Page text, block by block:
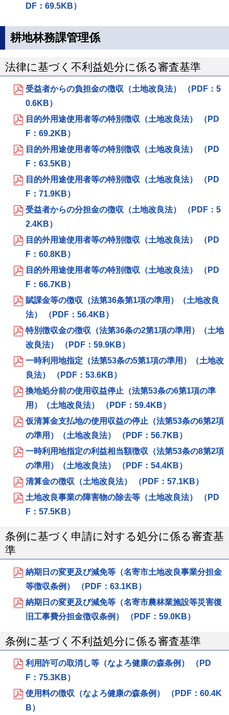
DF：69.5KB）
耕地林務課管理係
法律に基づく不利益処分に係る審査基準
受益者からの負担金の徴収（土地改良法） （PDF：5
0.6KB）
目的外用途使用者等の特別徴収（土地改良法） （PD
F：69.2KB）
目的外用途使用者等の特別徴収（土地改良法） （PD
F：63.5KB）
目的外用途使用者等の特別徴収（土地改良法） （PD
F：71.9KB）
受益者からの分担金の徴収（土地改良法） （PDF：5
2.4KB）
目的外用途使用者等の特別徴収（土地改良法） （PD
F：60.8KB）
目的外用途使用者等の特別徴収（土地改良法） （PD
F：66.7KB）
賦課金等の徴収（法第36条第1項の準用）（土地改良
法） （PDF：56.4KB）
特別徴収金の徴収（法第36条の2第1項の準用）（土地
改良法） （PDF：59.9KB）
一時利用地指定（法第53条の5第1項の準用）（土地改
良法） （PDF：53.6KB）
換地処分前の使用収益停止（法第53条の6第1項の準
用）（土地改良法） （PDF：59.4KB）
仮清算金支払地の使用収益の停止（法第53条の6第2項
の準用）（土地改良法） （PDF：56.7KB）
一時利用地指定の利益相当額徴収（法第53条の8第2項
の準用）（土地改良法） （PDF：54.4KB）
清算金の徴収（土地改良法） （PDF：57.1KB）
土地改良事業の障害物の除去等（土地改良法） （PD
F：57.5KB）
条例に基づく申請に対する処分に係る審査基
準
納期日の変更及び減免等（名寄市土地改良事業分担金
等徴収条例） （PDF：63.1KB）
納期日の変更及び減免等（名寄市農林業施設等災害復
旧工事費分担金徴収条例） （PDF：59.0KB）
条例に基づく不利益処分に係る審査基準
利用許可の取消し等（なよろ健康の森条例） （PD
F：75.3KB）
使用料の徴収（なよろ健康の森条例） （PDF：60.4K
B）